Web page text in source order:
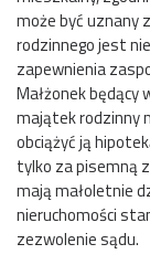
może być uznany
rodzinnego jest
zapewnienia
Małżonek będący
majątek rodzinny
obciążyć ją
tylko za pisemną
mają małoletnie
nieruchomości
zezwolenie sądu.